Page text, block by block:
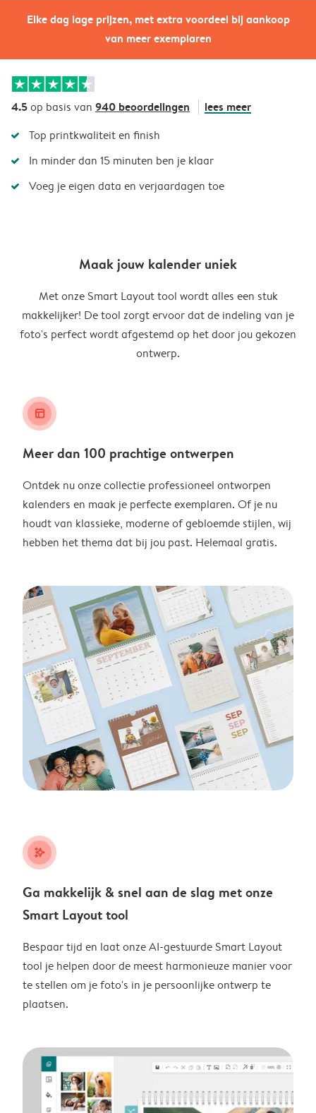
Elke dag lage prijzen, met extra voordeel bij aankoop
van meer exemplaren
4.5op basis van 940 beoordelingen lees meer
Top printkwaliteit en finish
In minder dan 15 minuten ben je klaar
Voeg je eigen data en verjaardagen toe
Maak jouw kalender uniek
Met onze Smart Layout tool wordt alles een stuk
makkelijker! De tool zorgt ervoor dat de indeling van je
foto's perfect wordt afgestemd op het door jou gekozen
ontwerp.
layout_alt
Meer dan 100 prachtige ontwerpen
Ontdek nu onze collectie professioneel ontworpen
kalenders en maak je perfecte exemplaren. Of je nu
houdt van klassieke, moderne of gebloemde stijlen, wij
hebben het thema dat bij jou past. Helemaal gratis.
stars_plus
Ga makkelijk & snel aan de slag met onze
Smart Layout tool
Bespaar tijd en laat onze AI-gestuurde Smart Layout
tool je helpen door de meest harmonieuze manier voor
te stellen om je foto's in je persoonlijke ontwerp te
plaatsen.